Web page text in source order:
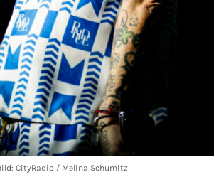
CityRadio / Melina Schumitz